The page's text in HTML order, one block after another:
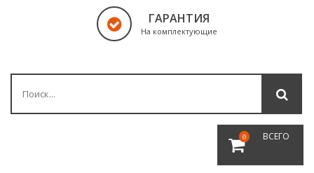
ГАРАНТИЯ
На комплектующие
0 ВСЕГО